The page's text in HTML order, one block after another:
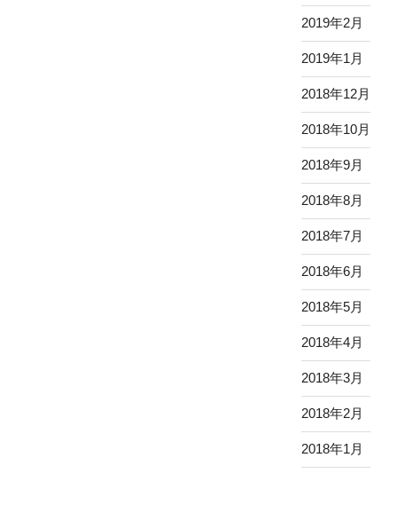
2019年2月
2019年1月
2018年12月
2018年10月
2018年9月
2018年8月
2018年7月
2018年6月
2018年5月
2018年4月
2018年3月
2018年2月
2018年1月